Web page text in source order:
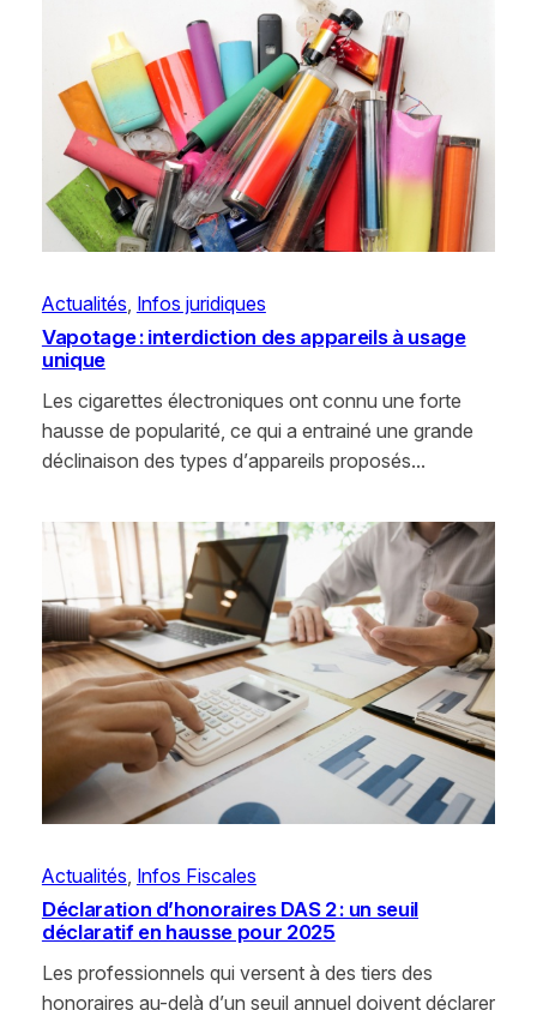
Actualités Infos juridiques
Vapotage : interdiction des appareils à usage
unique
Les cigarettes électroniques ont connu une forte
hausse de popularité, ce qui a entrainé une grande
déclinaison des types d’appareils proposés…
Actualités, Infos Fiscales
Déclaration d’honoraires DAS 2 : un seuil
déclaratif en hausse pour 2025
Les professionnels qui versent à des tiers des
honoraires au-delà d’un seuil annuel doivent déclarer